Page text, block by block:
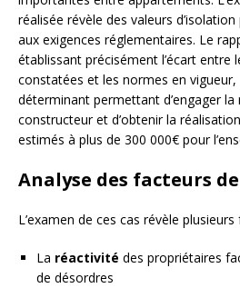
réalisée révèle des valeurs
aux exigences réglementaires. Le
établissant précisément l’écart entre
constatées et les normes en vigueur,
déterminant permettant d’engager la
constructeur et d’obtenir la
estimés à plus de 300 000€ pour
Analyse des facteurs de
L’examen de ces cas révèle
La réactivité des propriétaires
de désordres